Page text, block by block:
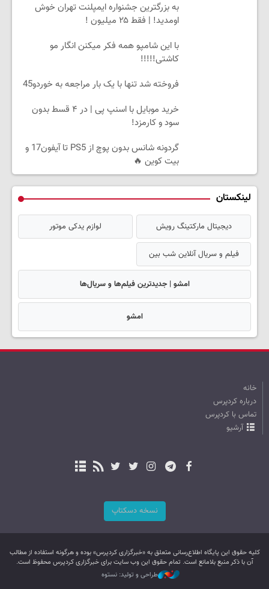
به بزرگترین جشنواره ایمپلنت تهران خوش
اومدید! | فقط ۲۵ میلیون !
با این شامپو همه فکر میکنن انگار مو
کاشتی!!!!!
فروخته شد تنها با یک بار مراجعه به خوردو45
خرید موبایل با اسنپ پی | در ۴ قسط بدون
سود و کارمزد!
گردونه شانس بدون پوچ از PS5 تا آیفون17 و
بیت کوین 🔥
لینکستان
دیجیتال مارکتینگ رویش لوازم یدکی موتور
فیلم و سریال آنلاین شب بین
امشو | جدیدترین فیلم‌ها و سریال‌ها
امشو
خانه
درباره کردپرس
تماس با کردپرس
آرشیو
نسخه دسکتاپ
کليه حقوق اين پایگاه اطلاع‌رسانی متعلق به «خبرگزاری کردپرس» بوده و هرگونه استفاده از مطالب
آن با ذکر منبع بلامانع است. تمام حقوق این وب سایت برای خبرگزاری کردپرس محفوظ است.
طراحی و تولید: نستوه